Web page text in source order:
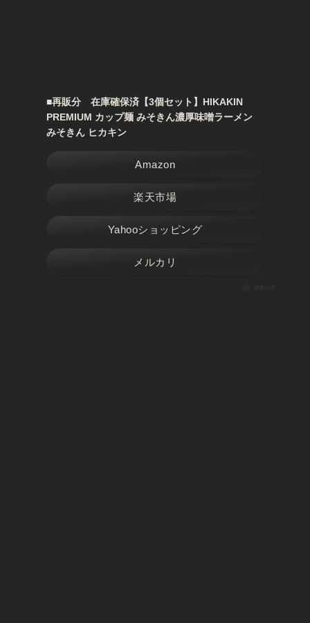
■再販分 在庫確保済【3個セット】HIKAKIN
PREMIUM カップ麺 みそきん濃厚味噌ラーメン
みそきん ヒカキン
Amazon
楽天市場
Yahooショッピング
メルカリ
ポチップ